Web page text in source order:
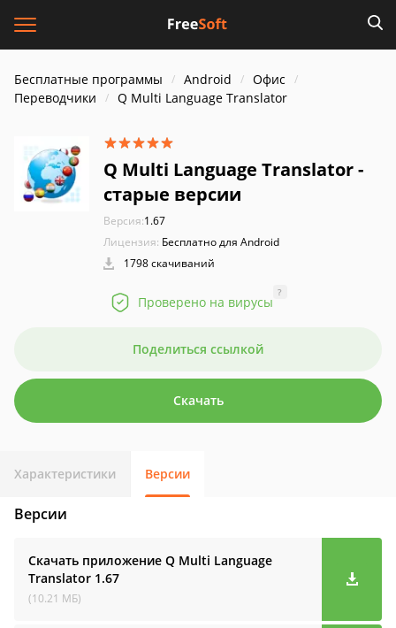
Бесплатные программы Android
Офис
Переводчики
Q Multi Language Translator
Q Multi Language Translator -
старые версии
Версия:1.67
Лицензия: Бесплатно для Android
1798 скачиваний
Проверено на вирусы
?
Поделиться ссылкой
Скачать
Характеристики Версии
Версии
Скачать приложение Q Multi Language
Translator 1.67
(10.21 МБ)